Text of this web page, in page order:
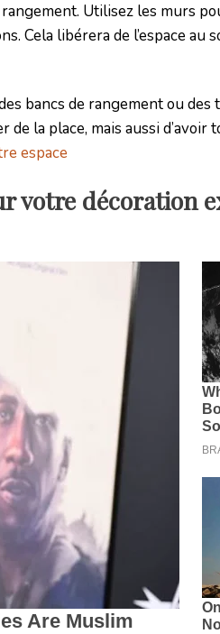
Utilisez les murs
Cela libérera de l’espace au
bancs de rangement ou des
la place, mais aussi d’avoir
espace
votre décoration